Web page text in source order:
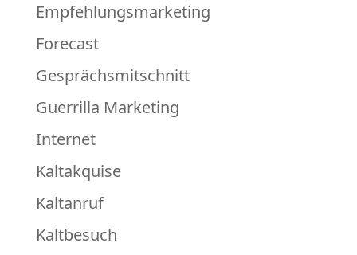
Empfehlungsmarketing
Forecast
Gesprächsmitschnitt
Guerrilla Marketing
Internet
Kaltakquise
Kaltanruf
Kaltbesuch